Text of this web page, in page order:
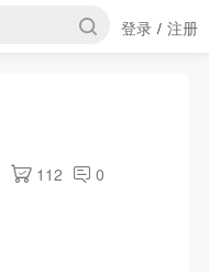
登录 / 注册
112 0